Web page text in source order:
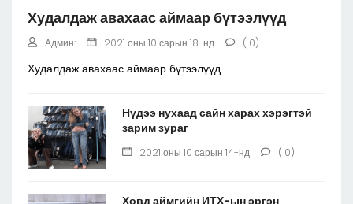
Худалдаж авахаас аймаар бүтээлүүд
Админ: 2021 оны 10 сарын 18-нд ( 0)
Худалдаж авахаас аймаар бүтээлүүд
Нүдээ нухаад сайн харах хэрэгтэй
зарим зураг
2021 оны 10 сарын 14-нд ( 0)
Ховд аймгийн ИТХ-ын эргэн